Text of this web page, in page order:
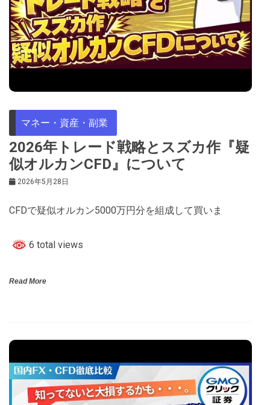
マネー・資産・副業
2026年トレード戦略とスズカ作『疑
似オルカンCFD』について
2026年5月28日
CFDで疑似オルカン5000万円分を組成して買いま
6 total views
Read More